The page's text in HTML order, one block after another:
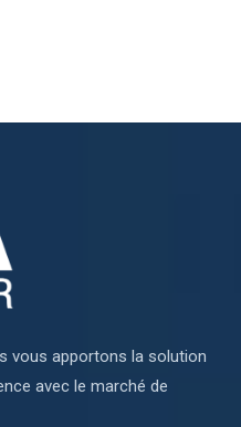
vous apportons la solution
avec le marché de